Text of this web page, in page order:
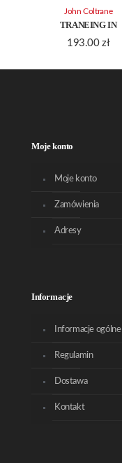
TRANEING IN
193.00 zł
John Coltrane
Moje konto
Moje konto
Zamówienia
Adresy
Informacje
Informacje ogólne
Regulamin
Dostawa
Kontakt